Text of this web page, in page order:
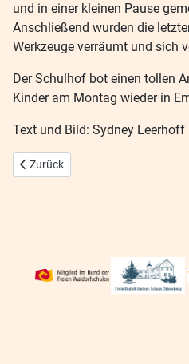
und in einer kleinen Pause
Anschließend wurden die
Werkzeuge verräumt und sich
Der Schulhof bot einen tollen
Kinder am Montag wieder in
Text und Bild: Sydney Leerhoff
Vorheriger Beitrag: Einschulung
Zurück